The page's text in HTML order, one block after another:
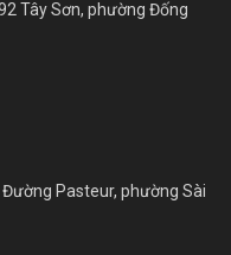
Tây Sơn, phường Đống
Đường Pasteur, phường Sài